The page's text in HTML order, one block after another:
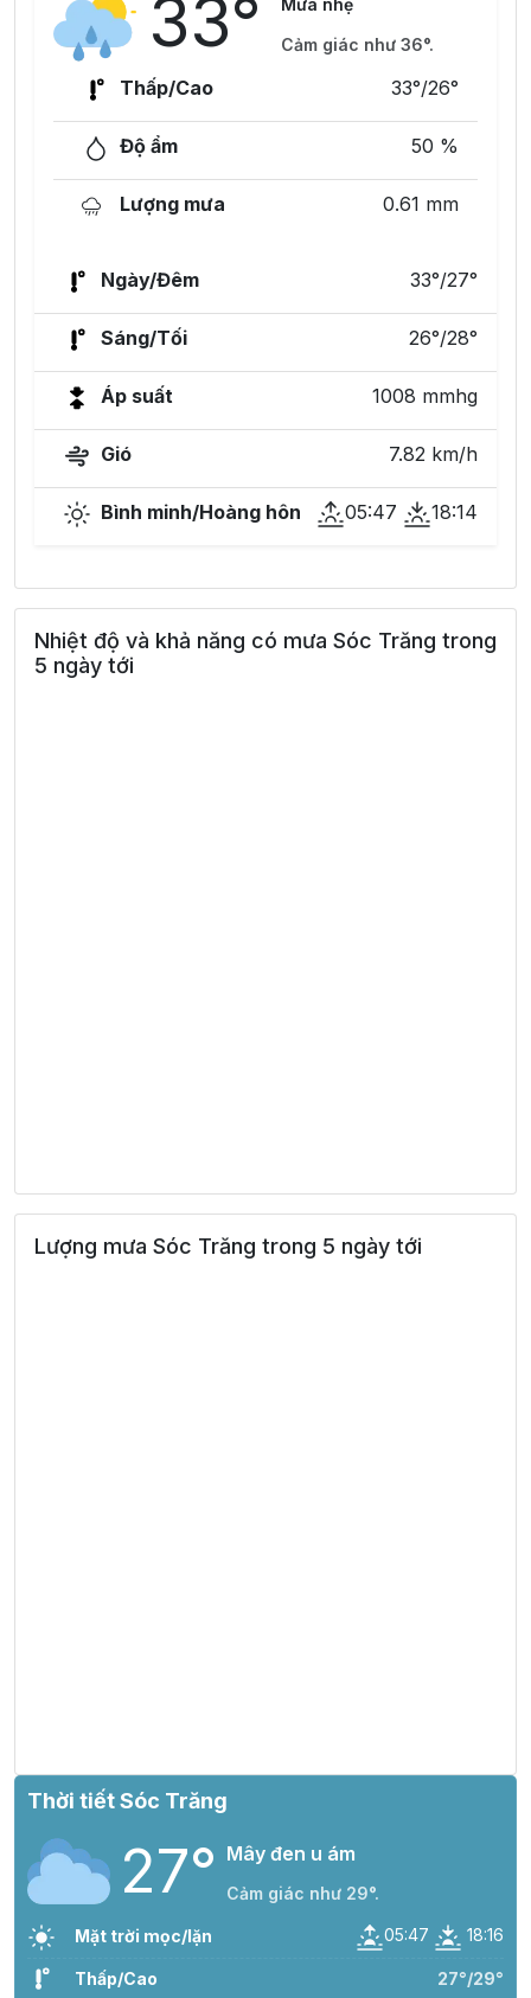
33°
Mưa nhẹ
Cảm giác như 36°.
Thấp/Cao 33°/26°
Độ ẩm 50 %
Lượng mưa 0.61 mm
Ngày/Đêm 33°/27°
Sáng/Tối 26°/28°
Áp suất 1008 mmhg
Gió 7.82 km/h
Bình minh/Hoàng hôn 05:47 18:14
Nhiệt độ và khả năng có mưa Sóc Trăng trong
5 ngày tới
Lượng mưa Sóc Trăng trong 5 ngày tới
Thời tiết Sóc Trăng
27° Mây đen u ám
Cảm giác như 29°.
Mặt trời mọc/lặn 05:47 18:16
Thấp/Cao 27°/29°